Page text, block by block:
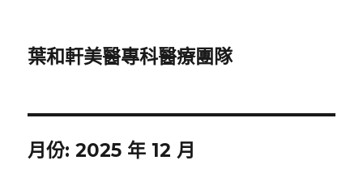
葉和軒美醫專科醫療團隊
月份:2025 年 12 月